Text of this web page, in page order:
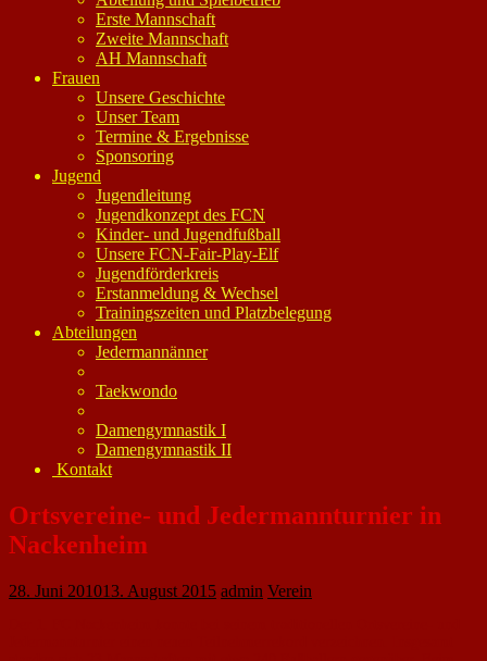
Erste Mannschaft
Zweite Mannschaft
AH Mannschaft
Frauen
Unsere Geschichte
Unser Team
Termine & Ergebnisse
Sponsoring
Jugend
Jugendleitung
Jugendkonzept des FCN
Kinder- und Jugendfußball
Unsere FCN-Fair-Play-Elf
Jugendförderkreis
Erstanmeldung & Wechsel
Trainingszeiten und Platzbelegung
Abteilungen
Jedermannänner
Taekwondo
Damengymnastik I
Damengymnastik II
Kontakt
Ortsvereine- und Jedermannturnier in
Nackenheim
28. Juni 201013. August 2015 admin Verein